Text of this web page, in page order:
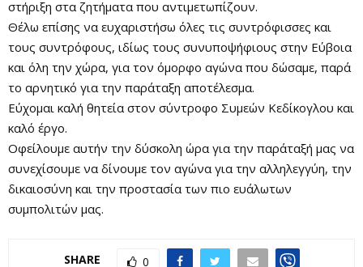
στήριξη στα ζητήματα που αντιμετωπίζουν.
Θέλω επίσης να ευχαριστήσω όλες τις συντρόφισσες και
τους συντρόφους, ιδίως τους συνυποψήφιους στην Εύβοια
και όλη την χώρα, για τον όμορφο αγώνα που δώσαμε, παρά
το αρνητικό για την παράταξη αποτέλεσμα.
Εύχομαι καλή θητεία στον σύντροφο Συμεών Κεδίκογλου και
καλό έργο.
Οφείλουμε αυτήν την δύσκολη ώρα για την παράταξή μας να
συνεχίσουμε να δίνουμε τον αγώνα για την αλληλεγγύη, την
δικαιοσύνη και την προστασία των πιο ευάλωτων
συμπολιτών μας.
SHARE 0